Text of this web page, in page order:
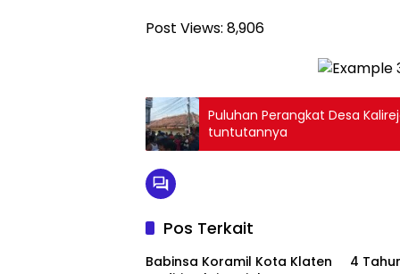
Post Views: 8,906
Puluhan Perangkat Desa
tuntutannya
Pos Terkait
Babinsa Koramil Kota Klaten
4